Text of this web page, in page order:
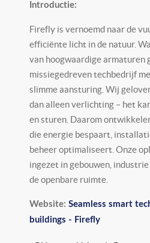
Introductie:
Firefly is vernoemd naar de
efficiënte licht in de natuur.
van hoogwaardige armaturen
missiegedreven techbedrijf
slimme aansturing. Wij
dan alleen verlichting – het
en sturen. Daarom
die energie bespaart,
beheer optimaliseert. Onze
ingezet in gebouwen,
de openbare ruimte.
Website: Seamless smart
buildings - Firefly